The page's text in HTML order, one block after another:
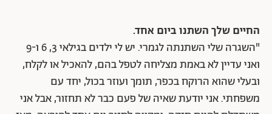
החיים שלך השתנו ביום אחד.
"השגרה שלי השתנתה לגמרי. יש לי ילדים בגילאי 3, 6 ו-9
ואני עדיין לא באמת מצליחה לטפל בהם, להאכיל או לקלח,
ובעלי שהוא הרוקח בכפר, תומך ועוזר בכול, יחד עם
משפחתי. אני יודעת שאיה של פעם כבר לא תחזור, אבל אני